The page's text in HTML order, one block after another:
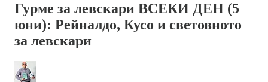
Гурме за левскари ВСЕКИ ДЕН (5
юни): Рейналдо, Кусо и световното
за левскари